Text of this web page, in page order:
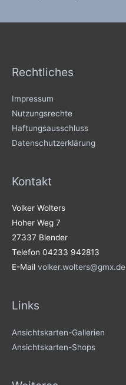
Rechtliches
Impressum
Nutzungsrechte
Haftungsausschluss
Datenschutzerklärung
Kontakt
Volker Wolters
Hoher Weg 7
27337 Blender
Telefon 04233 942813
E-Mail volker.wolters@gmx.de
Links
Ansichtskarten-Gallerien
Ansichtskarten-Shops